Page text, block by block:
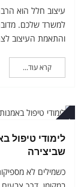
עיצוב חלל הוא
למשרד שלכם. מדובר
והתאמת העיצוב
קרא עוד...
לימודי טיפול
שביצירה
כשמילים לא